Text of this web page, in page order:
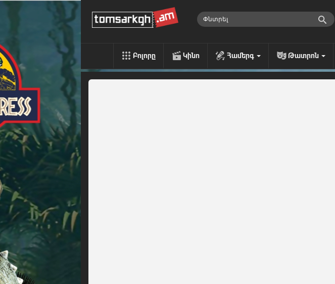
Բոլորը Կինո Համերգ Թատրոն